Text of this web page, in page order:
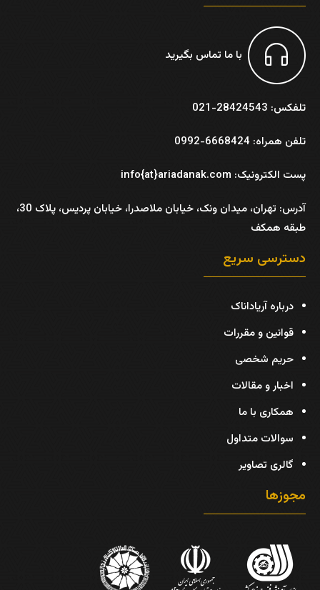
با ما تماس بگیرید
تلفکس: 28424543-021
تلفن همراه: 6668424-0992
پست الکترونیک: info{at}ariadanak.com
آدرس:
تهران، میدان ونک، خیابان ملاصدرا، خیابان پردیس، پلاک 30،
طبقه همکف
دسترسی سریع
درباره آریاداناک
قوانین و مقررات
حریم شخصی
اخبار و مقالات
همکاری با ما
سوالات متداول
گالری تصاویر
مجوزها